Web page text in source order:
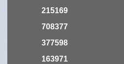
215169
708377
377598
163971